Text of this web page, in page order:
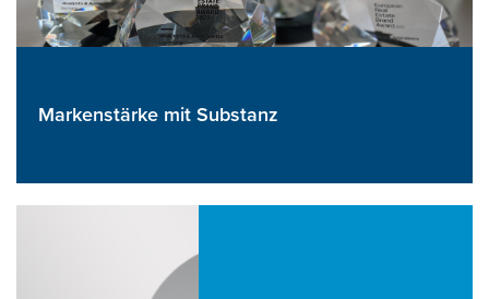
Markenstärke mit Substanz